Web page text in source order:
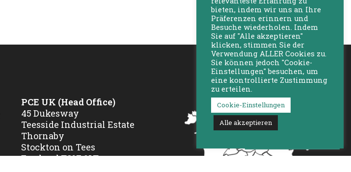
PCE UK (Head Office)
45 Dukesway
Teesside Industrial Estate
Thornaby
Stockton on Tees
England TS17 9LT
bieten, indem wir uns an Ihre
Präferenzen erinnern und
Besuche wiederholen. Indem
Sie auf "Alle akzeptieren"
klicken, stimmen Sie der
Verwendung ALLER Cookies zu.
Sie können jedoch "Cookie-
Einstellungen" besuchen, um
eine kontrollierte Zustimmung
zu erteilen.
Cookie-Einstellungen
Alle akzeptieren